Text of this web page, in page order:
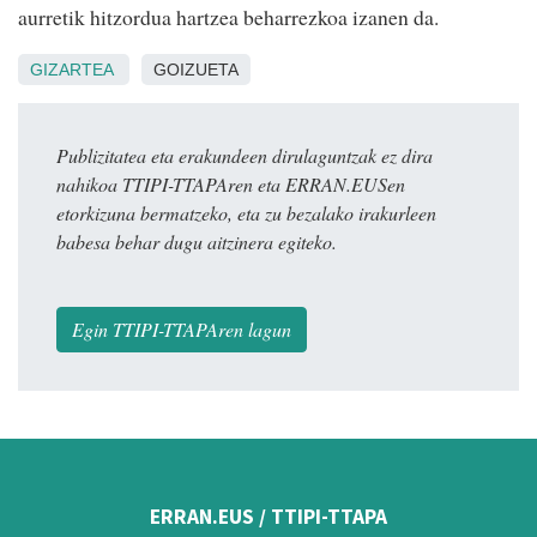
aurretik hitzordua hartzea beharrezkoa izanen da.
GIZARTEA GOIZUETA
Publizitatea eta erakundeen dirulaguntzak ez dira
nahikoa TTIPI-TTAPAren eta ERRAN.EUSen
etorkizuna bermatzeko, eta zu bezalako irakurleen
babesa behar dugu aitzinera egiteko.
Egin TTIPI-TTAPAren lagun
ERRAN.EUS / TTIPI-TTAPA